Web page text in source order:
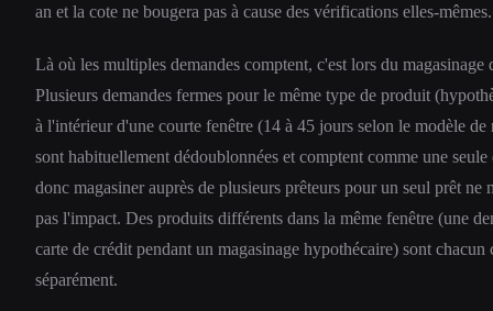
an et la cote ne bougera pas à cause des vérifications elles-mêmes.
Là où les multiples demandes comptent, c'est lors du magasinage
Plusieurs demandes fermes pour le même type de produit
à l'intérieur d'une courte fenêtre (14 à 45 jours selon le modèle de
sont habituellement dédoublonnées et comptent comme une seule
donc magasiner auprès de plusieurs prêteurs pour un seul prêt ne
pas l'impact. Des produits différents dans la même fenêtre (une
carte de crédit pendant un magasinage hypothécaire) sont chacun
séparément.